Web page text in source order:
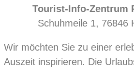
Tourist-Info-Zentrum
Schuhmeile 1, 76846
Wir möchten Sie zu einer
Auszeit inspirieren. Die